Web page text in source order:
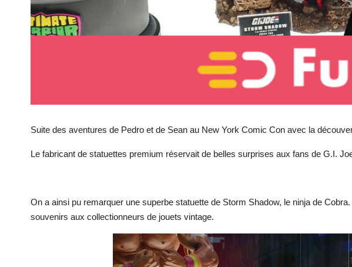
Suite des aventures de Pedro et de Sean au New York Comic Con avec la
Le fabricant de statuettes premium réservait de belles surprises aux fans de G.I.
On a ainsi pu remarquer une superbe statuette de Storm Shadow, le ninja de
souvenirs aux collectionneurs de jouets vintage.